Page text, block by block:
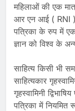
महिलाओं की एक
आर एन आई ( RNI
पत्रिका के रुप में
ज्ञान को विश्व के
साहित्य किसी भी
साहित्यकार
गृहस्वामिनी
पत्रिका में